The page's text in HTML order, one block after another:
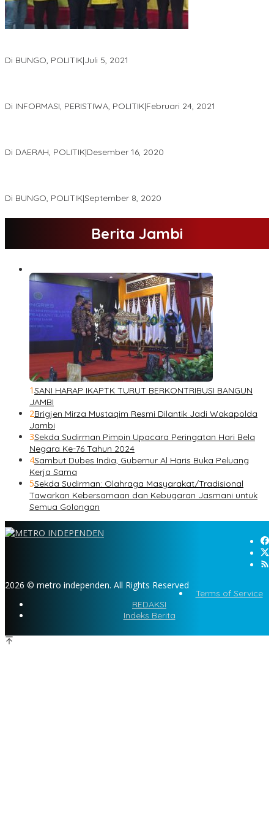
Di BUNGO, POLITIK|Juli 5, 2021
Di INFORMASI, PERISTIWA, POLITIK|Februari 24, 2021
Di DAERAH, POLITIK|Desember 16, 2020
Di BUNGO, POLITIK|September 8, 2020
Berita Jambi
1SANI HARAP IKAPTK TURUT BERKONTRIBUSI BANGUN
JAMBI
2Brigjen Mirza Mustaqim Resmi Dilantik Jadi Wakapolda
Jambi
3Sekda Sudirman Pimpin Upacara Peringatan Hari Bela
Negara Ke-76 Tahun 2024
4Sambut Dubes India, Gubernur Al Haris Buka Peluang
Kerja Sama
5Sekda Sudirman: Olahraga Masyarakat/Tradisional
Tawarkan Kebersamaan dan Kebugaran Jasmani untuk
Semua Golongan
2026 © metro independen. All Rights Reserved
Terms of Service
REDAKSI
Indeks Berita